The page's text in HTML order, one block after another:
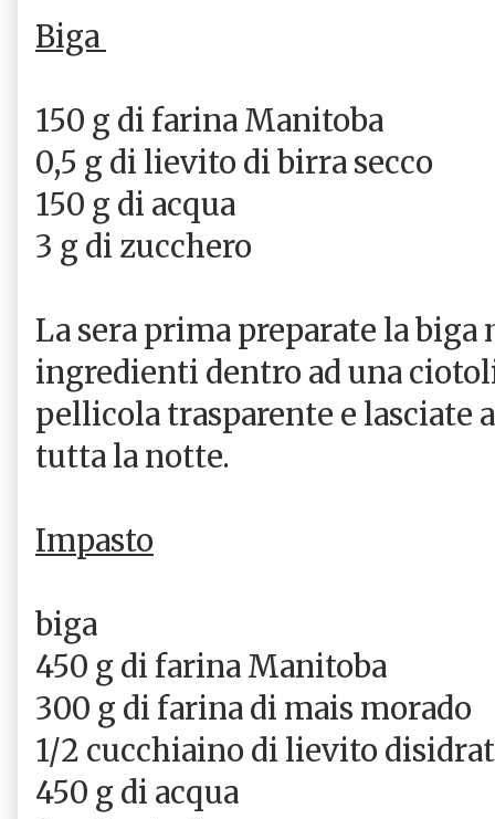
Biga
150 g di farina Manitoba
0,5 g di lievito di birra secco
150 g di acqua
3 g di zucchero
La sera prima preparate la
ingredienti dentro ad una
pellicola trasparente e lasciate
tutta la notte.
Impasto
biga
450 g di farina Manitoba
300 g di farina di mais morado
1/2 cucchiaino di lievito
450 g di acqua